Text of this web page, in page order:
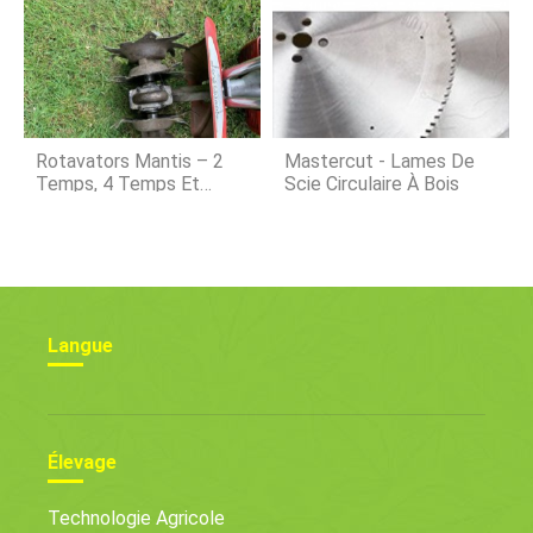
L'agriculture Avant Le
Brexit
Rotavators Mantis – 2
Temps, 4 Temps Et
Mastercut - Lames De
Scie Circulaire À Bois
Langue
Élevage
Technologie Agricole